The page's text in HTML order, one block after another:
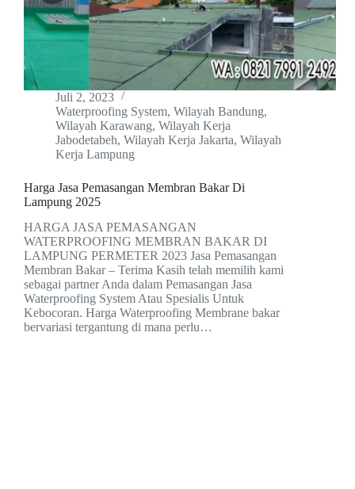
Juli 2, 2023
Waterproofing System, Wilayah Bandung,
Wilayah Karawang, Wilayah Kerja
Jabodetabeh, Wilayah Kerja Jakarta, Wilayah
Kerja Lampung
Harga Jasa Pemasangan Membran Bakar Di
Lampung 2025
HARGA JASA PEMASANGAN
WATERPROOFING MEMBRAN BAKAR DI
LAMPUNG PERMETER 2023 Jasa Pemasangan
Membran Bakar – Terima Kasih telah memilih kami
sebagai partner Anda dalam Pemasangan Jasa
Waterproofing System Atau Spesialis Untuk
Kebocoran. Harga Waterproofing Membrane bakar
bervariasi tergantung di mana perlu…